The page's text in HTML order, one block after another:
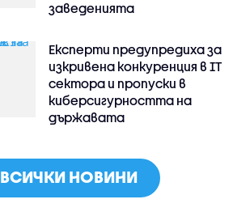
заведенията
Експерти предупредиха за
изкривена конкуренция в IT
сектора и пропуски в
киберсигурността на
държавата
ВСИЧКИ НОВИНИ